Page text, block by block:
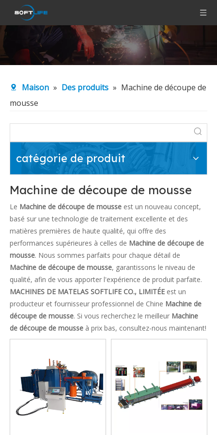
Maison » Des produits » Machine de découpe de
mousse
catégorie de produit
Machine de découpe de mousse
Le Machine de découpe de mousse est un nouveau concept,
basé sur une technologie de traitement excellente et des
matières premières de haute qualité, qui offre des
performances supérieures à celles de Machine de découpe de
mousse. Nous sommes parfaits pour chaque détail de
Machine de découpe de mousse, garantissons le niveau de
qualité, afin de vous apporter l'expérience de produit parfaite.
MACHINES DE MATELAS SOFTLIFE CO., LIMITÉE est un
producteur et fournisseur professionnel de Chine Machine de
découpe de mousse. Si vous recherchez le meilleur Machine
de découpe de mousse à prix bas, consultez-nous maintenant!